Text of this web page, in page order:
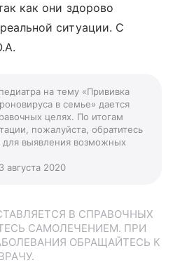
как они здорово
ситуации. С
на тему «Прививка
в семье» дается
целях. По итогам
пожалуйста, обратитесь
для выявления возможных
августа 2020
В СПРАВОЧНЫХ
САМОЛЕЧЕНИЕМ. ПРИ
ОБРАЩАЙТЕСЬ К